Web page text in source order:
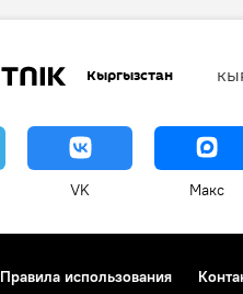
Кыргызстан
VK Макс
Правила использования